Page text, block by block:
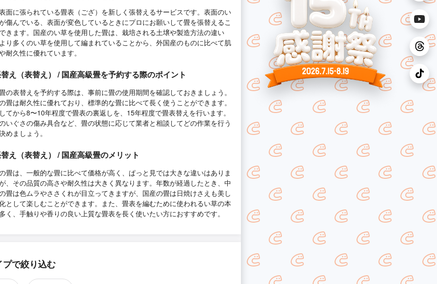
面に張られている畳表（ござ）を新しく張替えるサービスです。表面のい
傷んでいる、表面が変色しているときにプロにお願いして畳を張替えるこ
きます。国産のい草を使用した畳は、栽培される土壌や製造方法の違い
り多くのい草を使用して編まれていることから、外国産のものに比べて肌
耐久性に優れています。
え（表替え） / 国産高級畳を予約する際のポイント
の表替えを予約する際は、事前に畳の使用期間を確認しておきましょう。
畳は耐久性に優れており、標準的な畳に比べて長く使うことができます。
てから8〜10年程度で畳表の裏返しを、15年程度で畳表替えを行います。
いぐさの傷み具合など、畳の状態に応じて業者と相談してどの作業を行う
めましょう。
え（表替え） / 国産高級畳のメリット
畳は、一般的な畳に比べて価格が高く、ぱっと見では大きな違いはありま
、その品質の高さや耐久性は大きく異なります。年数が経過したとき、中
畳は色ムラやささくれが目立ってきますが、国産の畳は日焼けさえも美し
として楽しむことができます。また、畳表を編むために使われるい草の本
く、手触りや香りの良い上質な畳表を長く使いたい方におすすめです。
プで絞り込む